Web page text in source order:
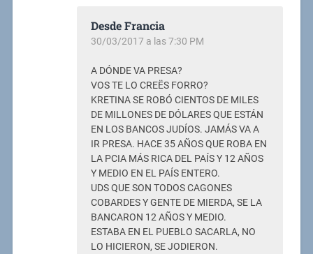
Desde Francia
30/03/2017 a las 7:30 PM
A DÓNDE VA PRESA?
VOS TE LO CREËS FORRO?
KRETINA SE ROBÓ CIENTOS DE MILES
DE MILLONES DE DÓLARES QUE ESTÁN
EN LOS BANCOS JUDÍOS. JAMÁS VA A
IR PRESA. HACE 35 AÑOS QUE ROBA EN
LA PCIA MÁS RICA DEL PAÍS Y 12 AÑOS
Y MEDIO EN EL PAÍS ENTERO.
UDS QUE SON TODOS CAGONES
COBARDES Y GENTE DE MIERDA, SE LA
BANCARON 12 AÑOS Y MEDIO.
ESTABA EN EL PUEBLO SACARLA, NO
LO HICIERON, SE JODIERON.